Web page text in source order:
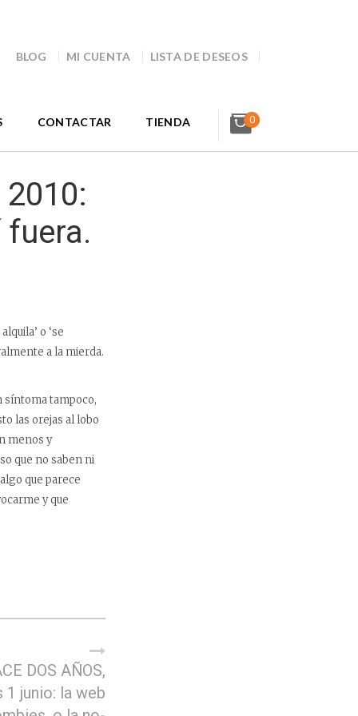
BLOG MI CUENTA LISTA DE DESEOS
CONTACTAR TIENDA 0
2010:
o ‘se
a la mierda.
síntoma tampoco,
las orejas al lobo
menos y
que no saben ni
que parece
y que
DOS AÑOS,
1 junio: la web